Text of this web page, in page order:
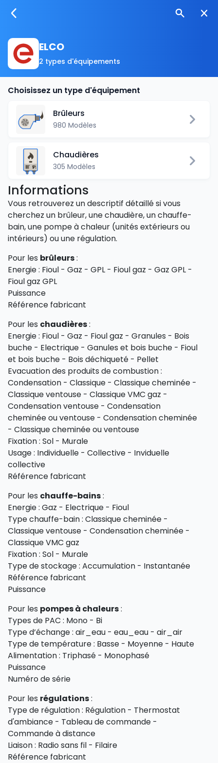
ELCO
2 types d'équipements
Choisissez un type d'équipement
Brûleurs
980 Modèles
Chaudières
305 Modèles
Informations
Vous retrouverez un descriptif détaillé si vous
cherchez un brûleur, une chaudière, un chauffe-
bain, une pompe à chaleur (unités extérieurs ou
intérieurs) ou une régulation.
Pour les brûleurs:
Energie : Fioul - Gaz - GPL - Fioul gaz - Gaz GPL -
Fioul gaz GPL
Puissance
Référence fabricant
Pour les chaudières:
Energie : Fioul - Gaz - Fioul gaz - Granules - Bois
buche - Electrique - Ganules et bois buche - Fioul
et bois buche - Bois déchiqueté - Pellet
Evacuation des produits de combustion :
Condensation - Classique - Classique cheminée -
Classique ventouse - Classique VMC gaz -
Condensation ventouse - Condensation
cheminée ou ventouse - Condensation cheminée
- Classique cheminée ou ventouse
Fixation : Sol - Murale
Usage : Individuelle - Collective - Inviduelle
collective
Référence fabricant
Pour les chauffe-bains:
Energie : Gaz - Electrique - Fioul
Type chauffe-bain : Classique cheminée -
Classique ventouse - Condensation cheminée -
Classique VMC gaz
Fixation : Sol - Murale
Type de stockage : Accumulation - Instantanée
Référence fabricant
Puissance
Pour les pompes à chaleurs:
Types de PAC : Mono - Bi
Type d’échange : air_eau - eau_eau - air_air
Type de température : Basse - Moyenne - Haute
Alimentation : Triphasé - Monophasé
Puissance
Numéro de série
Pour les régulations:
Type de régulation : Régulation - Thermostat
d'ambiance - Tableau de commande -
Commande à distance
Liaison : Radio sans fil - Filaire
Référence fabricant